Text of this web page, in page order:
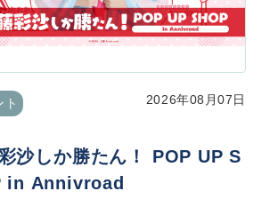
ト 2026年08月07日
沙しか勝たん！ POP UP S
in Annivroad